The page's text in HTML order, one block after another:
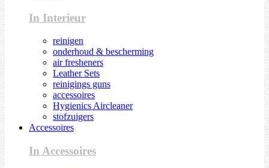
In Interieur
reinigen
onderhoud & bescherming
air fresheners
Leather Sets
reinigings guns
accessoires
Hygienics Aircleaner
stofzuigers
Accessoires
In Accessoires